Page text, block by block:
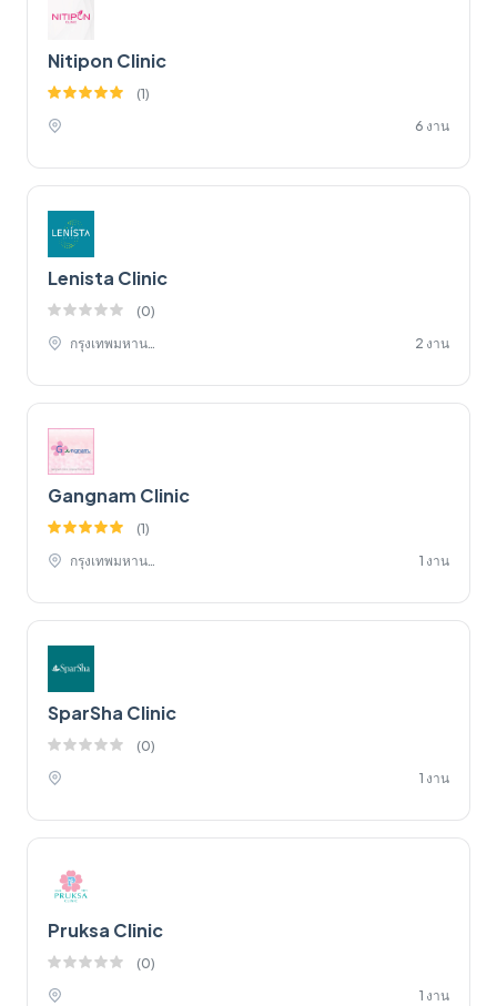
Nitipon Clinic
(1)
6 งาน
Lenista Clinic
(0)
2 งาน
Gangnam Clinic
(1)
1 งาน
SparSha Clinic
(0)
1 งาน
Pruksa Clinic
(0)
1 งาน